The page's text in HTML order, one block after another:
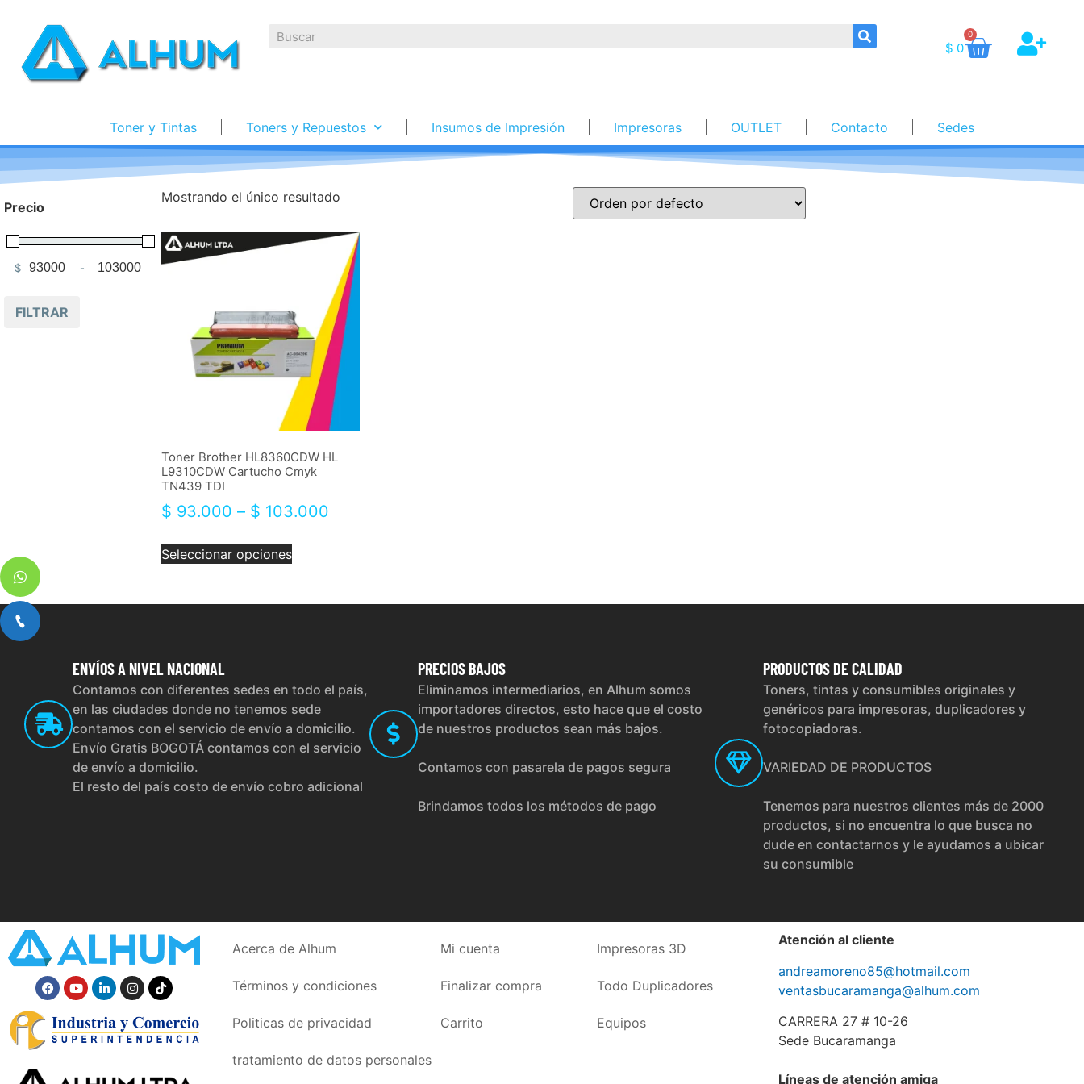
$ 0
0
Toner y Tintas Toners y Repuestos Insumos de Impresión Impresoras OUTLET Contacto Sedes
Precio
$ Minimum Price
-Maximum Price
FILTRAR
Mostrando el único resultado
Toner Brother HL8360CDW HL
L9310CDW Cartucho Cmyk
TN439 TDI
$ 93.000 – $ 103.000
Seleccionar opciones
ENVÍOSA NIVEL NACIONAL
Contamos con diferentes sedes en todo el país,
en las ciudades donde no tenemos sede
contamos con el servicio de envío a domicilio.
Envío Gratis BOGOTÁ contamos con el servicio
de envío a domicilio.
El resto del país costo de envío cobro adicional
PRECIOSBAJOS
Eliminamos intermediarios, en Alhum somos
importadores directos, esto hace que el costo
de nuestros productos sean más bajos.
Contamos con pasarela de pagos segura
Brindamos todos los métodos de pago
PRODUCTOSDE CALIDAD
Toners, tintas y consumibles originales y
genéricos para impresoras, duplicadores y
fotocopiadoras.
VARIEDAD DE PRODUCTOS
Tenemos para nuestros clientes más de 2000
productos, si no encuentra lo que busca no
dude en contactarnos y le ayudamos a ubicar
su consumible
Acerca de Alhum
Términos y condiciones
Politicas de privacidad
tratamiento de datos personales
Mi cuenta
Finalizar compra
Carrito
Impresoras 3D
Todo Duplicadores
Equipos
Atención al cliente
andreamoreno85@hotmail.com
ventasbucaramanga@alhum.com
CARRERA 27 # 10-26
Sede Bucaramanga
Líneas de atención amiga